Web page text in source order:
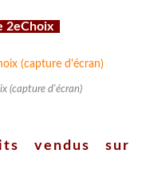
2eChoix
(capture d'écran)
vendus sur